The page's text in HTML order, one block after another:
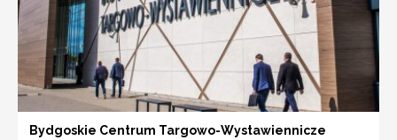
Bydgoskie Centrum Targowo-Wystawiennicze